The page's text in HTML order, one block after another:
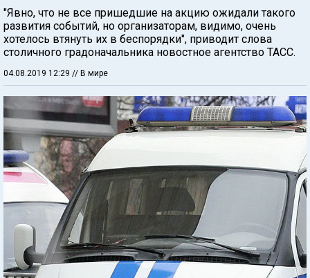
"Явно, что не все пришедшие на акцию ожидали такого
развития событий, но организаторам, видимо, очень
хотелось втянуть их в беспорядки", приводит слова
столичного градоначальника новостное агентство ТАСС.
04.08.2019 12:29 // В мире